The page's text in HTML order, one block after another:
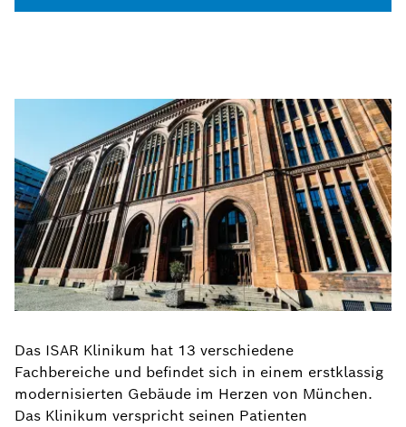
Das ISAR Klinikum hat 13 verschiedene
Fachbereiche und befindet sich in einem erstklassig
modernisierten Gebäude im Herzen von München.
Das Klinikum verspricht seinen Patienten